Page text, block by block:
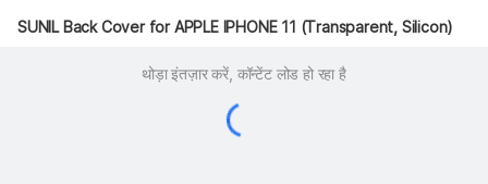
SUNIL Back Cover for APPLE IPHONE 11 (Transparent, Silicon)
थोड़ा इंतज़ार करें, कॉन्टेंट लोड हो रहा है